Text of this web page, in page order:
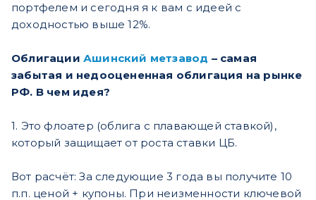
портфелем и сегодня я к вам с идеей с
доходностью выше 12%.
Облигации Ашинский метзавод – самая
забытая и недооцененная облигация на рынке
РФ. В чем идея?
1. Это флоатер (облига с плавающей ставкой),
который защищает от роста ставки ЦБ.
Вот расчёт: За следующие 3 года вы получите 10
п.п. ценой + купоны. При неизменности ключевой